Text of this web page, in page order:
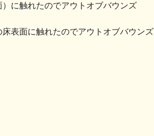
に触れたのでアウトオブバウンズ
表面に触れたのでアウトオブバウンズ